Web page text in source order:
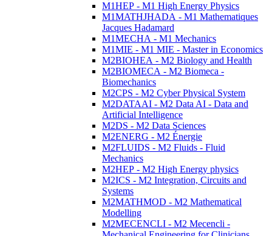
M1HEP - M1 High Energy Physics
M1MATHJHADA - M1 Mathematiques
Jacques Hadamard
M1MECHA - M1 Mechanics
M1MIE - M1 MIE - Master in Economics
M2BIOHEA - M2 Biology and Health
M2BIOMECA - M2 Biomeca -
Biomechanics
M2CPS - M2 Cyber Physical System
M2DATAAI - M2 Data AI - Data and
Artificial Intelligence
M2DS - M2 Data Sciences
M2ENERG - M2 Énergie
M2FLUIDS - M2 Fluids - Fluid
Mechanics
M2HEP - M2 High Energy physics
M2ICS - M2 Integration, Circuits and
Systems
M2MATHMOD - M2 Mathematical
Modelling
M2MECENCLI - M2 Mecencli -